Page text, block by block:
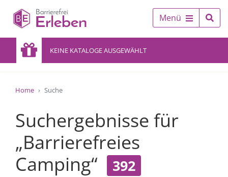
Menü
KEINE KATALOGE AUSGEWÄHLT
Home Suche
Suchergebnisse für
„Barrierefreies
Camping“
392